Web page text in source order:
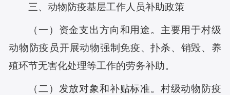
三、动物防疫基层工作人员补助政策
（一）资金支出方向和用途。主要用于村级
动物防疫员开展动物强制免疫、扑杀、销毁、养
殖环节无害化处理等工作的劳务补助。
（二）发放对象和补贴标准。村级动物防疫